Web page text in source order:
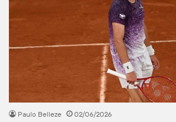
Paulo Belleze 02/06/2026